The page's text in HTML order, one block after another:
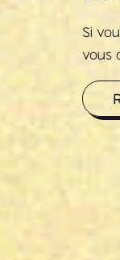
Si
vous